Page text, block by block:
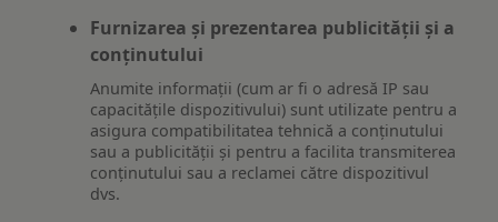
Furnizarea și prezentarea publicității și a
conținutului
Anumite informații (cum ar fi o adresă IP sau
capacitățile dispozitivului) sunt utilizate pentru a
asigura compatibilitatea tehnică a conținutului
sau a publicității și pentru a facilita transmiterea
conținutului sau a reclamei către dispozitivul
dvs.